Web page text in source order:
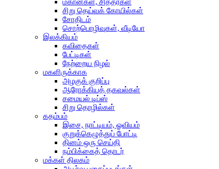
மகான்கள், சித்தர்கள்
சிறு தெய்வக் கோயில்கள்
சோதிடம்
சொற்பொழிவுகள், வீடியோ
இலக்கியம்
கவிதைகள்
பேட்டிகள்
நேற்றைய நிழல்
மகளிருக்காக
அழகுக் குறிப்பு
ஆரோக்கியத் தகவல்கள்
சமையல் டிப்ஸ்
சிறு தொழில்கள்
கதம்பம்
இசை, நாட்டியம், ஓவியம்
குறுக்கெழுத்துப் போட்டி
தினம் ஒரு செய்தி
நம்பிக்கைத் தொடர்
மக்கள் திலகம்